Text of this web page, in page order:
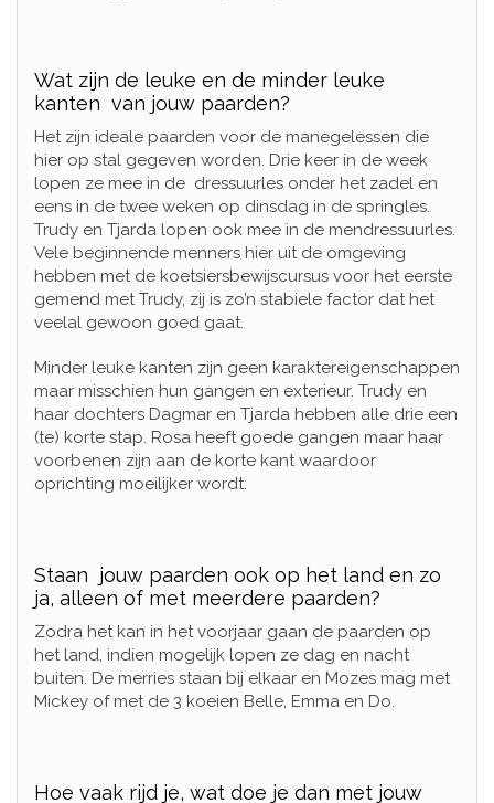
Wat zijn de leuke en de minder leuke
kanten van jouw paarden?
Het zijn ideale paarden voor de manegelessen die
hier op stal gegeven worden. Drie keer in de week
lopen ze mee in de dressuurles onder het zadel en
eens in de twee weken op dinsdag in de springles.
Trudy en Tjarda lopen ook mee in de mendressuurles.
Vele beginnende menners hier uit de omgeving
hebben met de koetsiersbewijscursus voor het eerste
gemend met Trudy, zij is zo’n stabiele factor dat het
veelal gewoon goed gaat.
Minder leuke kanten zijn geen karaktereigenschappen
maar misschien hun gangen en exterieur. Trudy en
haar dochters Dagmar en Tjarda hebben alle drie een
(te) korte stap. Rosa heeft goede gangen maar haar
voorbenen zijn aan de korte kant waardoor
oprichting moeilijker wordt.
Staan jouw paarden ook op het land en zo
ja, alleen of met meerdere paarden?
Zodra het kan in het voorjaar gaan de paarden op
het land, indien mogelijk lopen ze dag en nacht
buiten. De merries staan bij elkaar en Mozes mag met
Mickey of met de 3 koeien Belle, Emma en Do.
Hoe vaak rijd je, wat doe je dan met jouw